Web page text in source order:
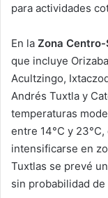
para actividades
En la Zona Centro-
que incluye
Acultzingo,
Andrés Tuxtla y
temperaturas
entre 14°C y
intensificarse en
Tuxtlas se prevé
sin probabilidad de